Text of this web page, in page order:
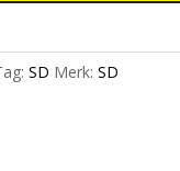
SD Merk: SD